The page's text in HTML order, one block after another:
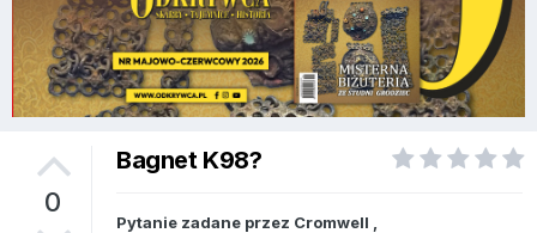
0
Bagnet K98?
Pytanie zadane przez Cromwell